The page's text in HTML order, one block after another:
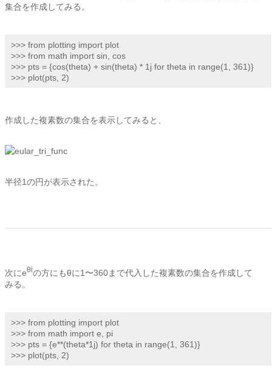
集合を作成してみる。
>>> from plotting import plot
>>> from math import sin, cos
>>> pts = {cos(theta) + sin(theta) * 1j for theta in range(1, 361)}
>>> plot(pts, 2)
作成した複素数の集合を表示してみると、
半径1の円が表示された。
次にeθiの方にもθに1〜360まで代入した複素数の集合を作成して
みる。
>>> from plotting import plot
>>> from math import e, pi
>>> pts = {e**(theta*1j) for theta in range(1, 361)}
>>> plot(pts, 2)